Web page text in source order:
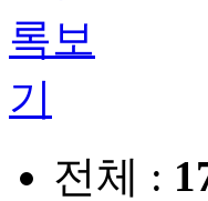
전체 :